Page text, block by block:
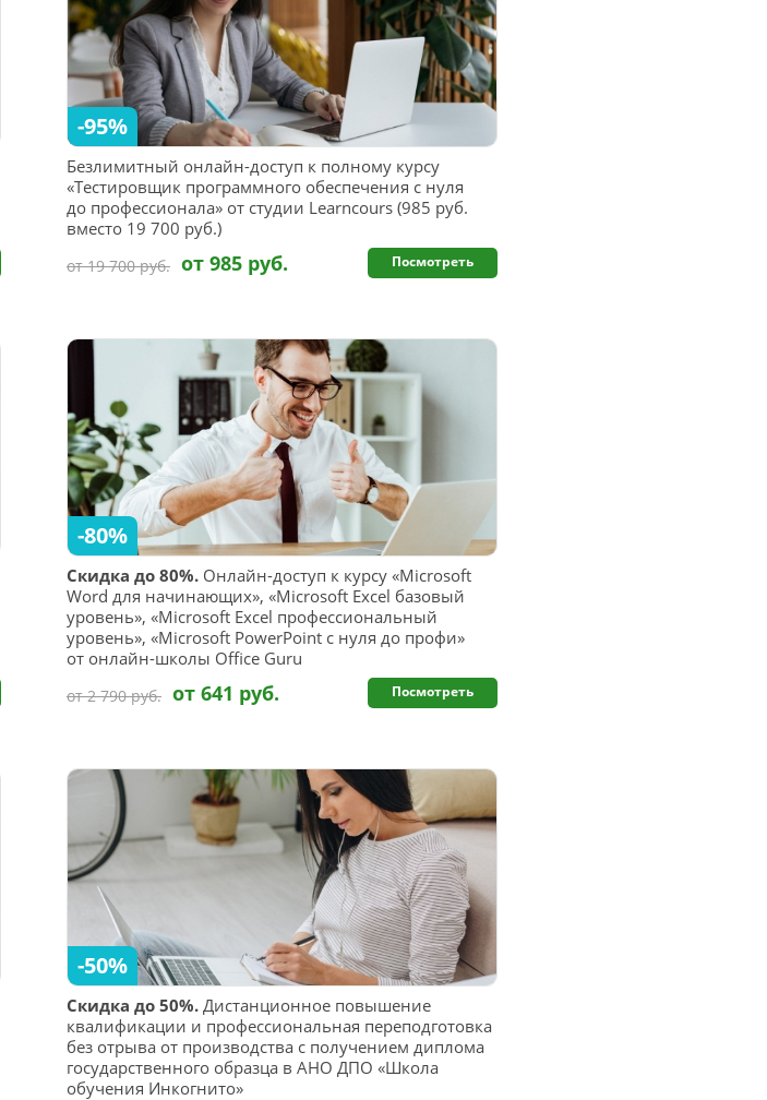
Безлимитный онлайн-доступ к полному курсу
«Тестировщик программного обеспечения с нуля
до профессионала» от студии Learncours (985 руб.
вместо 19 700 руб.)
-95%
от 19 700 руб. от 985 руб. Посмотреть
Скидка до 80%. Онлайн-доступ к курсу «Microsoft
Word для начинающих», «Microsoft Excel базовый
уровень», «Microsoft Excel профессиональный
уровень», «Microsoft PowerPoint с нуля до профи»
от онлайн-школы Office Guru
-80%
от 2 790 руб. от 641 руб. Посмотреть
Скидка до 50%. Дистанционное повышение
квалификации и профессиональная переподготовка
без отрыва от производства с получением диплома
государственного образца в АНО ДПО «Школа
обучения Инкогнито»
-50%